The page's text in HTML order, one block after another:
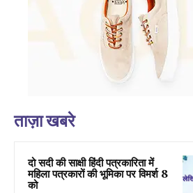
ताज़ा खबरे
दो सदी की साक्षी हिंदी पत्रकारिता में
महिला पत्रकारों की भूमिका पर विमर्श 8
को